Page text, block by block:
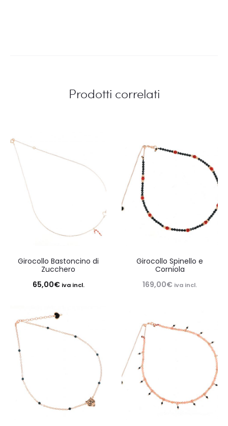
Prodotti correlati
Girocollo Bastoncino di
Zucchero
65,00€ iva incl.
Girocollo Spinello e
Corniola
169,00€ iva incl.